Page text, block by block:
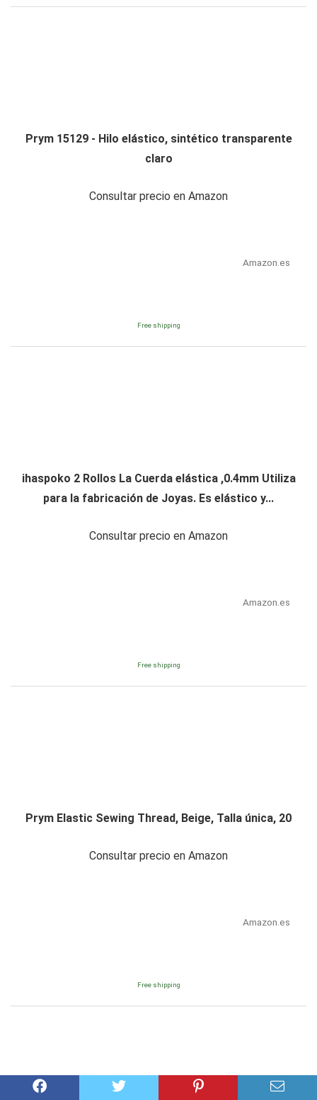
Prym 15129 - Hilo elástico, sintético transparente
claro
Consultar precio en Amazon
Amazon.es
Free shipping
ihaspoko 2 Rollos La Cuerda elástica ,0.4mm Utiliza
para la fabricación de Joyas. Es elástico y...
Consultar precio en Amazon
Amazon.es
Free shipping
Prym Elastic Sewing Thread, Beige, Talla única, 20
Consultar precio en Amazon
Amazon.es
Free shipping